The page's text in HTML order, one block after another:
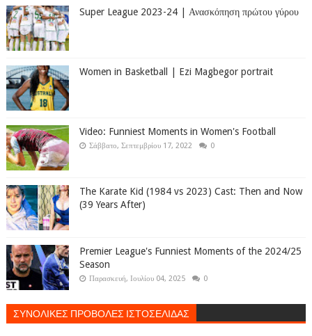
Super League 2023-24 | Ανασκόπηση πρώτου γύρου
Women in Basketball | Ezi Magbegor portrait
Video: Funniest Moments in Women's Football
Σάββατο, Σεπτεμβρίου 17, 2022 0
The Karate Kid (1984 vs 2023) Cast: Then and Now
(39 Years After)
Premier League's Funniest Moments of the 2024/25
Season
Παρασκευή, Ιουλίου 04, 2025 0
ΣΥΝΟΛΙΚΕΣ ΠΡΟΒΟΛΕΣ ΙΣΤΟΣΕΛΙΔΑΣ